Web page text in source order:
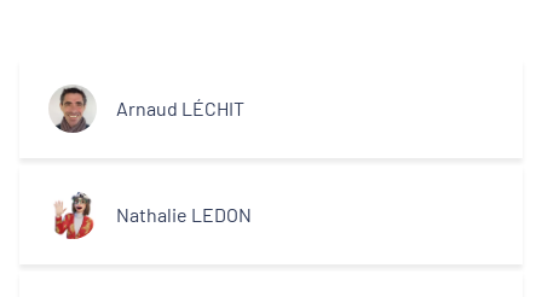
Dynamiques territoriales pour l’emploi
Arnaud LÉCHIT
Nathalie LEDON